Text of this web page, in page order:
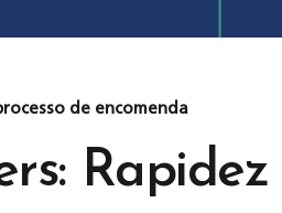
de encomenda
Rapidez